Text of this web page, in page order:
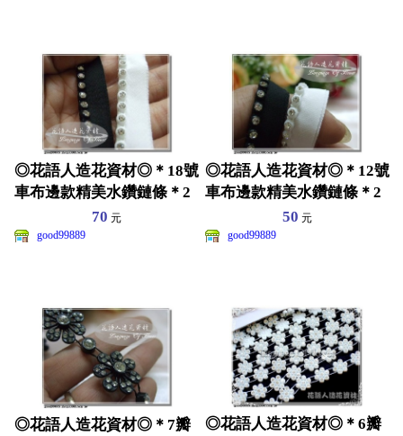
◎花語人造花資材◎＊18號
車布邊款精美水鑽鏈條＊2
色~舞蹈衣服~皮包~
70 元
good99889
◎花語人造花資材◎＊12號
車布邊款精美水鑽鏈條＊2
色~舞蹈衣服~皮包~
50 元
good99889
◎花語人造花資材◎＊7瓣
◎花語人造花資材◎＊6瓣